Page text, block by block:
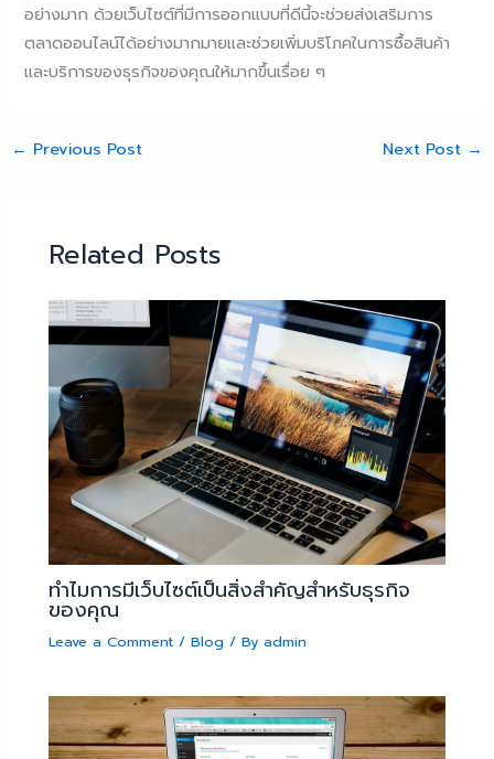
อย่างมาก ด้วยเว็บไซต์ที่มีการออกแบบที่ดีนี้จะช่วยส่งเสริมการ
ตลาดออนไลน์ได้อย่างมากมายและช่วยเพิ่มบริโภคในการซื้อสินค้า
และบริการของธุรกิจของคุณให้มากขึ้นเรื่อย ๆ
← Previous Post Next Post →
Related Posts
ทำไมการมีเว็บไซต์เป็นสิ่งสำคัญสำหรับธุรกิจ
ของคุณ
Leave a Comment /Blog / Byadmin